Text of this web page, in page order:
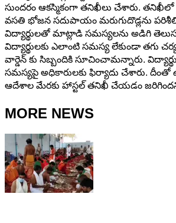
సుందరం ఆకస్మికంగా తనిఖీలు చేశారు.
వసతి భోజన సదుపాయం మరుగుదొడ్లను
విద్యార్థులతో మాట్లాడి సమస్యలను అడిగి
విద్యార్థులకు ఎలాంటి సమస్య లేకుండా తగు
వార్డెన్ కు సిబ్బందికి సూచించామన్నారు.
సమస్యపై అధికారులకు ఫిర్యాదు చేశారు. దీంతో
ఆదేశాల మేరకు హాస్టల్ తనిఖీ చేయడం
MORE NEWS